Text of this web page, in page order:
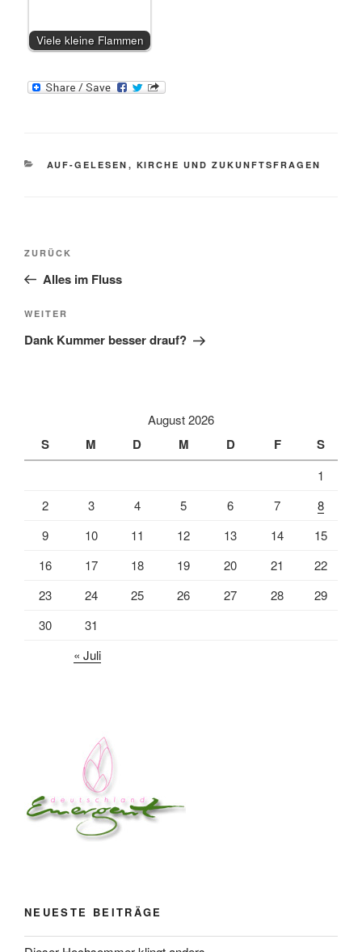
Viele kleine Flammen
KATEGORIEN
AUF-GELESEN , KIRCHE UND ZUKUNFTSFRAGEN
Beitragsnavigation
Vorheriger
Beitrag
ZURÜCK
Alles im Fluss
Nächster
Beitrag
WEITER
Dank Kummer besser drauf?
August 2026
S M D M D F S
1
2
3 4 5 6 7
8
9
10 11 12 13 14
15
16
17 18 19 20 21
22
23
24 25 26 27 28
29
30
31
« Juli
NEUESTE BEITRÄGE